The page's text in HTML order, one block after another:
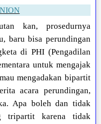
kan, prosedurnya
baru bisa perundingan
di PHI (Pengadilan
untuk mengajak
mengadakan bipartit
acara perundingan,
Apa boleh dan tidak
tripartit karena tidak